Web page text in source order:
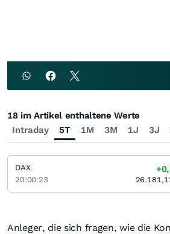
Anleger, die sich fragen, wie die
Intraday 5T 1M 3M 1J 3J
18 im Artikel enthaltene Werte
DAX
20:00:23